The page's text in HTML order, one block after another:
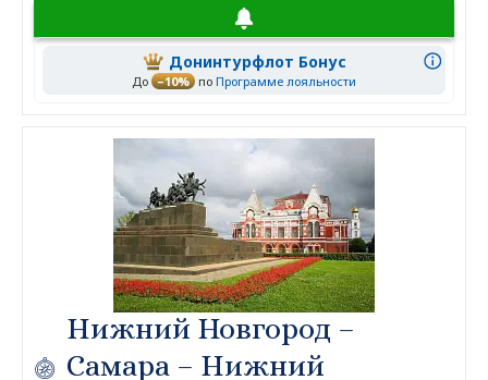
Донинтурфлот Бонус
До –10% по Программе лояльности
Нижний Новгород –
Самара – Нижний